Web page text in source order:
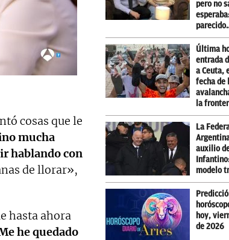
cosas que le
mucha
hablando con
de llorar»,
hasta ahora
he quedado
pero no
Última
entrada
a Ceuta,
fecha de
la
La
auxilio
modelo
hoy,
de 2026